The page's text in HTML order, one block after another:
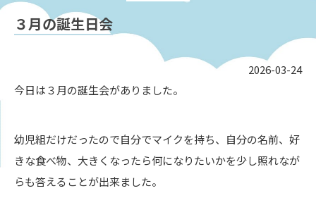
３月の誕生日会
2026-03-24
今日は３月の誕生会がありました。
幼児組だけだったので自分でマイクを持ち、自分の名前、好
きな食べ物、大きくなったら何になりたいかを少し照れなが
らも答えることが出来ました。